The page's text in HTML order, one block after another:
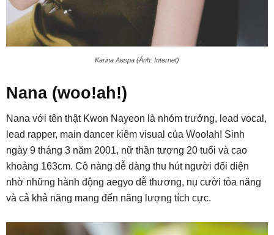
Karina Aespa (Ảnh: Internet)
Nana (woo!ah!)
Nana với tên thật Kwon Nayeon là nhóm trưởng, lead vocal,
lead rapper, main dancer kiêm visual của Woo!ah! Sinh
ngày 9 tháng 3 năm 2001, nữ thần tượng 20 tuổi và cao
khoảng 163cm. Cô nàng dễ dàng thu hút người đối diện
nhờ những hành động aegyo dễ thương, nụ cười tỏa năng
và cả khả năng mang đến năng lượng tích cực.